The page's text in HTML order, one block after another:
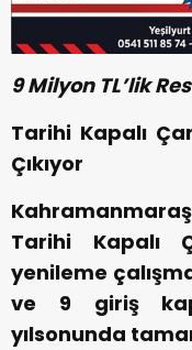
9 Milyon TL’lik
Tarihi Kapalı
Çıkıyor
Tarihi Kapalı
yenileme
ve 9 giriş
yılsonunda